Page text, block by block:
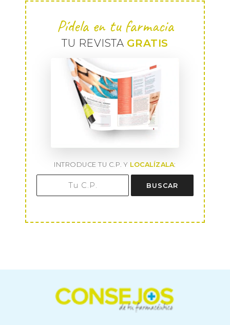
Pídela en tu farmacia
TU REVISTA GRATIS
INTRODUCE TU C.P. Y LOCALÍZALA:
BUSCAR